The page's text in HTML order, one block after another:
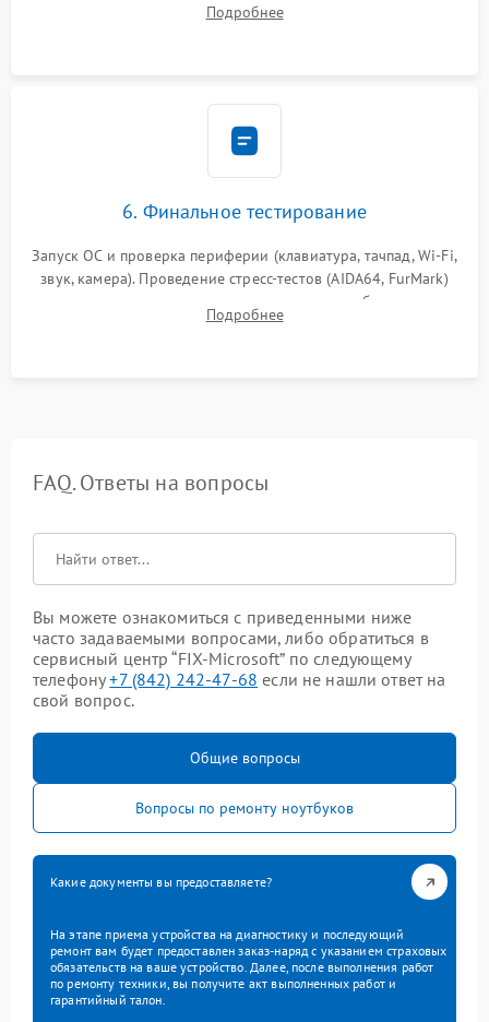
шлейфов, модулей памяти и накопителей. Предварительная
Подробнее
6. Финальное тестирование
Запуск ОС и проверка периферии (клавиатура, тачпад, Wi-Fi,
звук, камера). Проведение стресс-тестов (AIDA64, FurMark)
для контроля температурного режима и стабильности
системы под пиковой нагрузкой.
Подробнее
FAQ. Ответы на вопросы
Вы можете ознакомиться с приведенными ниже
часто задаваемыми вопросами, либо обратиться в
сервисный центр “FIX-Microsoft” по следующему
телефону+7 (842) 242-47-68 если не нашли ответ на
свой вопрос.
Общие вопросы
Вопросы по ремонту ноутбуков
Какие документы вы предоставляете?
На этапе приема устройства на диагностику и последующий
ремонт вам будет предоставлен заказ-наряд с указанием страховых
обязательств на ваше устройство. Далее, после выполнения работ
по ремонту техники, вы получите акт выполненных работ и
гарантийный талон.